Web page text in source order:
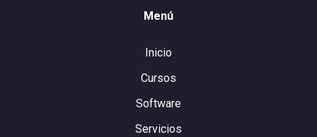
Menú
Inicio
Cursos
Software
Servicios